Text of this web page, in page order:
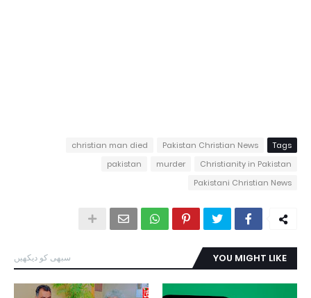
Tags
Pakistan Christian News
christian man died
Christianity in Pakistan
murder
pakistan
Pakistani Christian News
YOU MIGHT LIKE سبھی کو دیکھیں